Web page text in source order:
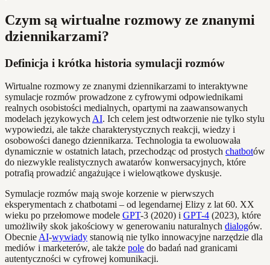
Czym są wirtualne rozmowy ze znanymi
dziennikarzami?
Definicja i krótka historia symulacji rozmów
Wirtualne rozmowy ze znanymi dziennikarzami to interaktywne
symulacje rozmów prowadzone z cyfrowymi odpowiednikami
realnych osobistości medialnych, opartymi na zaawansowanych
modelach językowych AI. Ich celem jest odtworzenie nie tylko stylu
wypowiedzi, ale także charakterystycznych reakcji, wiedzy i
osobowości danego dziennikarza. Technologia ta ewoluowała
dynamicznie w ostatnich latach, przechodząc od prostych chatbotów
do niezwykle realistycznych awatarów konwersacyjnych, które
potrafią prowadzić angażujące i wielowątkowe dyskusje.
Symulacje rozmów mają swoje korzenie w pierwszych
eksperymentach z chatbotami – od legendarnej Elizy z lat 60. XX
wieku po przełomowe modele GPT-3 (2020) i GPT-4 (2023), które
umożliwiły skok jakościowy w generowaniu naturalnych dialogów.
Obecnie AI-wywiady stanowią nie tylko innowacyjne narzędzie dla
mediów i marketerów, ale także pole do badań nad granicami
autentyczności w cyfrowej komunikacji.